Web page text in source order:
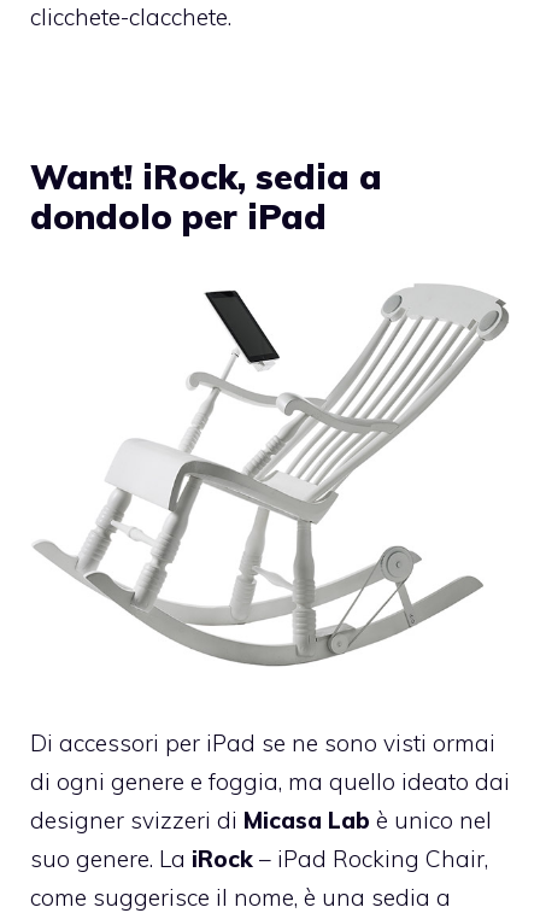
clicchete-clacchete.
Want! iRock, sedia a
dondolo per iPad
Di accessori per iPad se ne sono visti ormai
di ogni genere e foggia, ma quello ideato dai
designer svizzeri di Micasa Lab è unico nel
suo genere. La iRock – iPad Rocking Chair,
come suggerisce il nome, è una sedia a